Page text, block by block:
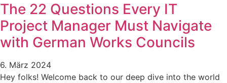
The 22 Questions Every IT
Project Manager Must Navigate
with German Works Councils
6. März 2024
Hey folks! Welcome back to our deep dive into the world